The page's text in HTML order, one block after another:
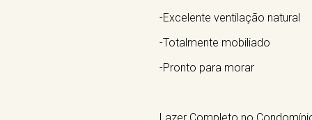
-Excelente ventilação natural
-Totalmente mobiliado
-Pronto para morar
Lazer Completo no